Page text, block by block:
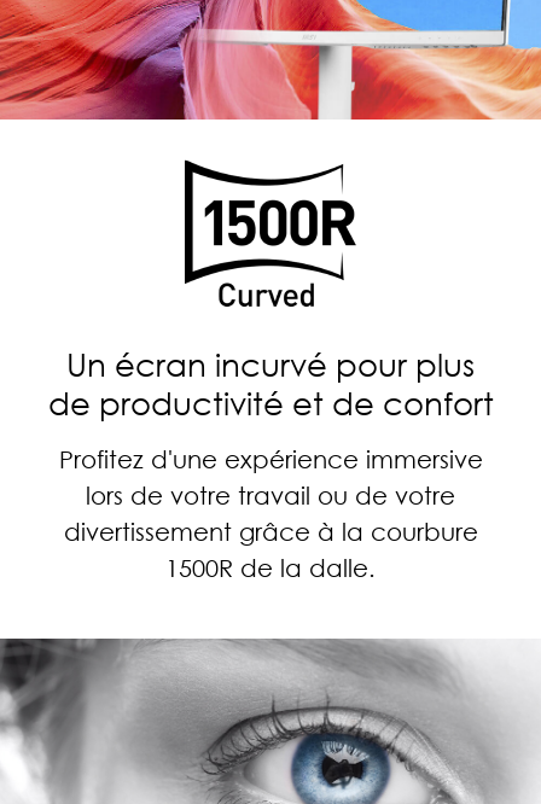
Un écran incurvé pour plus
de productivité et de confort
Profitez d'une expérience immersive
lors de votre travail ou de votre
divertissement grâce à la courbure
1500R de la dalle.